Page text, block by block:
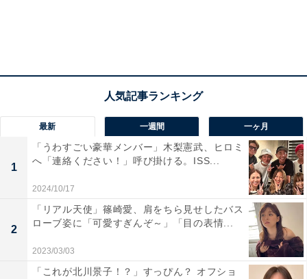
最新 一週間 一ヶ月
1
「うわすごい豪華メンバー」木梨憲武、ヒロミ
へ「連絡ください！」呼び掛ける。ISS...
2024/10/17
2
「リアル天使」篠崎愛、肩をちら見せしたバス
ローブ姿に「可愛すぎんぞ～」「目の表情...
2023/03/03
「これが北川景子！？」すっぴん？ オフショ